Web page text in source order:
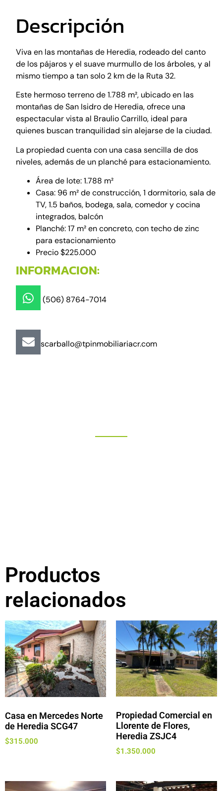
Descripción
Viva en las montañas de Heredia, rodeado del canto
de los pájaros y el suave murmullo de los árboles, y al
mismo tiempo a tan solo 2 km de la Ruta 32.
Este hermoso terreno de 1.788 m², ubicado en las
montañas de San Isidro de Heredia, ofrece una
espectacular vista al Braulio Carrillo, ideal para
quienes buscan tranquilidad sin alejarse de la ciudad.
La propiedad cuenta con una casa sencilla de dos
niveles, además de un planché para estacionamiento.
Área de lote: 1.788 m²
Casa: 96 m² de construcción, 1 dormitorio, sala de
TV, 1.5 baños, bodega, sala, comedor y cocina
integrados, balcón
Planché: 17 m² en concreto, con techo de zinc
para estacionamiento
Precio $225.000
INFORMACION:
(506) 8764-7014
scarballo@tpinmobiliariacr.com
Productos
relacionados
Casa en Mercedes Norte
de Heredia SCG47
$315.000
Propiedad Comercial en
Llorente de Flores,
Heredia ZSJC4
$1.350.000